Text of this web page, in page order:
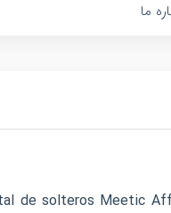
ما
de solteros Meetic